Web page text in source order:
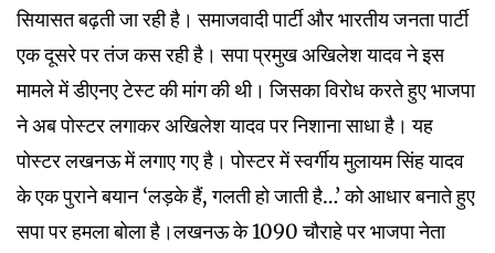
सियासत बढ़ती जा रही है। समाजवादी पार्टी और भारतीय जनता पार्टी
एक दूसरे पर तंज कस रही है। सपा प्रमुख अखिलेश यादव ने इस
मामले में डीएनए टेस्ट की मांग की थी। जिसका विरोध करते हुए भाजपा
ने अब पोस्टर लगाकर अखिलेश यादव पर निशाना साधा है। यह
पोस्टर लखनऊ में लगाए गए है। पोस्टर में स्वर्गीय मुलायम सिंह यादव
के एक पुराने बयान ‘लड़के हैं, गलती हो जाती है…’ को आधार बनाते हुए
सपा पर हमला बोला है।लखनऊ के 1090 चौराहे पर भाजपा नेता